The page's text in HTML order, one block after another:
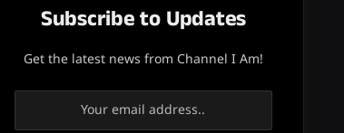
Subscribe to Updates
Get the latest news from Channel I Am!